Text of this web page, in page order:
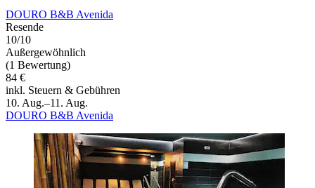
DOURO B&B Avenida
Resende
10/10
Außergewöhnlich
(1 Bewertung)
84 €
inkl. Steuern & Gebühren
10. Aug.–11. Aug.
DOURO B&B Avenida